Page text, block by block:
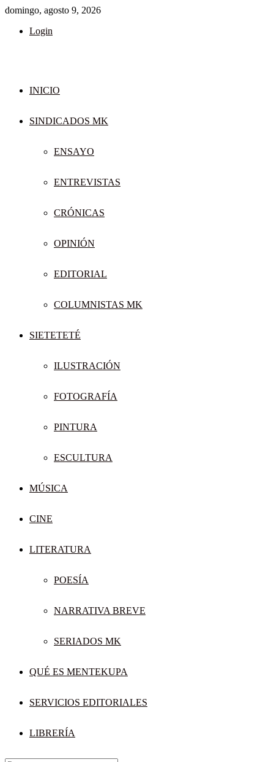
domingo, agosto 9, 2026
Login
INICIO
SINDICADOS MK
ENSAYO
ENTREVISTAS
CRÓNICAS
OPINIÓN
EDITORIAL
COLUMNISTAS MK
SIETETETÉ
ILUSTRACIÓN
FOTOGRAFÍA
PINTURA
ESCULTURA
MÚSICA
CINE
LITERATURA
POESÍA
NARRATIVA BREVE
SERIADOS MK
QUÉ ES MENTEKUPA
SERVICIOS EDITORIALES
LIBRERÍA